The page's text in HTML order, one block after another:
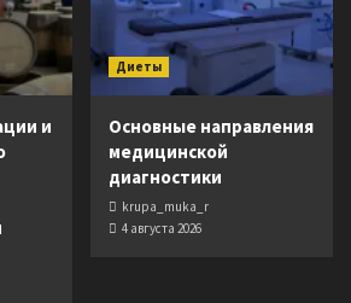
и
Диеты
Основные направления
медицинской
диагностики
krupa_muka_r
4 августа 2026